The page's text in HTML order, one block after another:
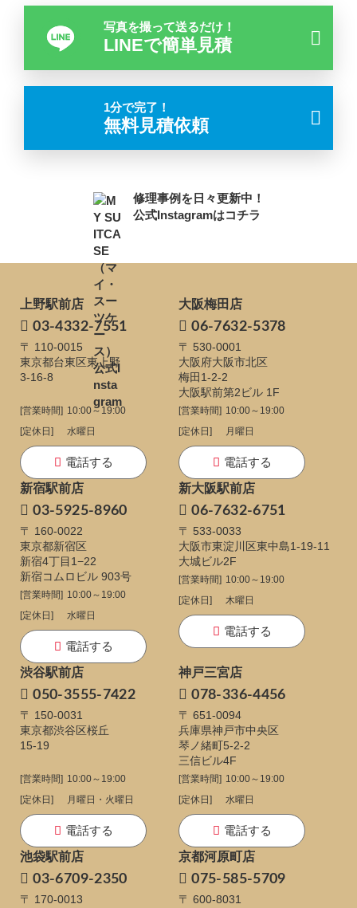
写真を撮って送るだけ！
LINEで簡単見積
1分で完了！
無料見積依頼
修理事例を日々更新中！
公式Instagramはコチラ
上野駅前店
03-4332-7551
〒 110-0015
東京都台東区東上野
3-16-8
[営業時間] 10:00～19:00
[定休日]
水曜日
電話する
大阪梅田店
06-7632-5378
〒 530-0001
大阪府大阪市北区
梅田1-2-2
大阪駅前第2ビル 1F
[営業時間] 10:00～19:00
[定休日]
月曜日
電話する
新宿駅前店
03-5925-8960
〒 160-0022
東京都新宿区
新宿4丁目1−22
新宿コムロビル 903号
[営業時間] 10:00～19:00
[定休日]
水曜日
電話する
新大阪駅前店
06-7632-6751
〒 533-0033
大阪市東淀川区東中島1-19-11
大城ビル2F
[営業時間] 10:00～19:00
[定休日]
木曜日
電話する
渋谷駅前店
050-3555-7422
〒 150-0031
東京都渋谷区桜丘
15-19
[営業時間] 10:00～19:00
[定休日]
月曜日・火曜日
電話する
神戸三宮店
078-336-4456
〒 651-0094
兵庫県神戸市中央区
琴ノ緒町5-2-2
三信ビル4F
[営業時間] 10:00～19:00
[定休日]
水曜日
電話する
池袋駅前店
03-6709-2350
〒 170-0013
京都河原町店
075-585-5709
〒 600-8031